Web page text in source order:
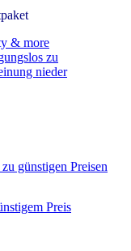
günstigen Preisen
Preis